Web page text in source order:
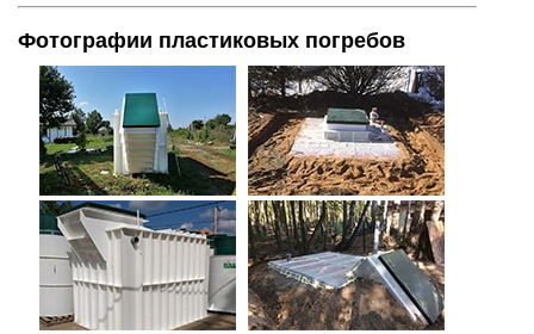
Фотографии пластиковых погребов